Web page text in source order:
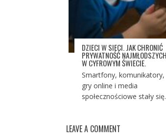
DZIECI W SIECI. JAK CHRONIĆ
PRYWATNOŚĆ NAJMŁODSZYCH
W CYFROWYM ŚWIECIE.
Smartfony, komunikatory,
gry online i media
społecznościowe stały
LEAVE A COMMENT